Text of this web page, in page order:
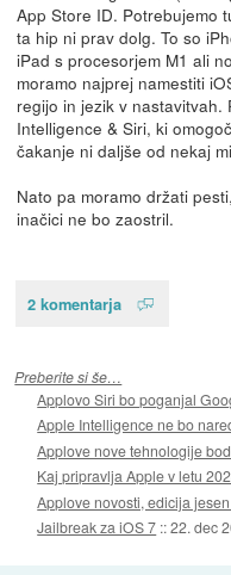
App Store ID. Potrebujemo
ta hip ni prav dolg. To so
iPad s procesorjem M1 ali
moramo najprej namestiti
regijo in jezik v nastavitvah.
Intelligence & Siri, ki
čakanje ni daljše od nekaj
Nato pa moramo držati
inačici ne bo zaostril.
2 komentarja
Preberite si še…
Applovo Siri bo poganjal
Apple Intelligence ne bo
Applove nove tehnologije
Kaj pripravlja Apple v letu
Applove novosti, edicija
Jailbreak za iOS 7 ::22. dec